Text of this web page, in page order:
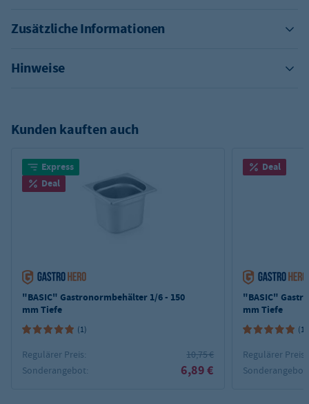
Zusätzliche Informationen
Hinweise
Kunden kauften auch
Express
Deal
"BASIC" Gastronormbehälter 1/6 - 150
mm Tiefe
(1)
Regulärer Preis:
10,75 €
Sonderangebot:
6,89 €
Deal
"BASIC"
mm Tiefe
(1)
Regulärer Preis:
Sonderangebot: